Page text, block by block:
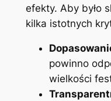
efekty. Aby było
kilka istotnych
powinno
wielkości